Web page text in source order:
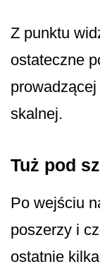
Z punktu
ostateczne
skalnej.
Tuż pod
Po wejściu
poszerzy i
ostatnie